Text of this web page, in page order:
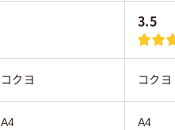
3.5
コクヨ コクヨ
A4 A4